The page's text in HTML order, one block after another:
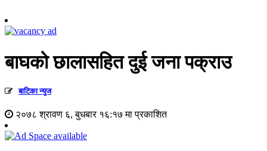
बाघको छालासहित दुई जना पक्राउ
बाटिका न्युज
२०७८ श्रावण ६, बुधबार १६:१७ मा प्रकाशित